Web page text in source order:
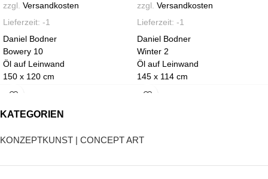
zzgl. Versandkosten
Lieferzeit: -1
Daniel Bodner
Bowery 10
Öl auf Leinwand
150 x 120 cm
zzgl. Versandkosten
Lieferzeit: -1
Daniel Bodner
Winter 2
Öl auf Leinwand
145 x 114 cm
KATEGORIEN
KONZEPTKUNST | CONCEPT ART